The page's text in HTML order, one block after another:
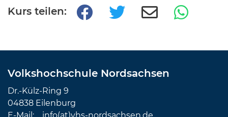
Kurs teilen:
Volkshochschule Nordsachsen
Dr.-Külz-Ring 9
04838 Eilenburg